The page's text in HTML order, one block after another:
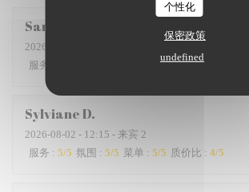
个性化
保密政策
undefined
San
2026-08-01
服务
/5 质价比:
SylvianeD
2026-08-02 - 12:15 - 来宾 2
服务 : 5/5 氛围 : 5/5 菜单 : 5/5 质价比 : 4/5